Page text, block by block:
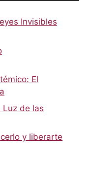
Invisibles
El
Luz de las
y liberarte